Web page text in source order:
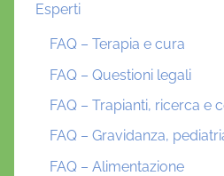
Esperti
FAQ – Terapia e cura
FAQ – Questioni legali
FAQ – Trapianti, ricerca e
FAQ – Gravidanza,
FAQ – Alimentazione